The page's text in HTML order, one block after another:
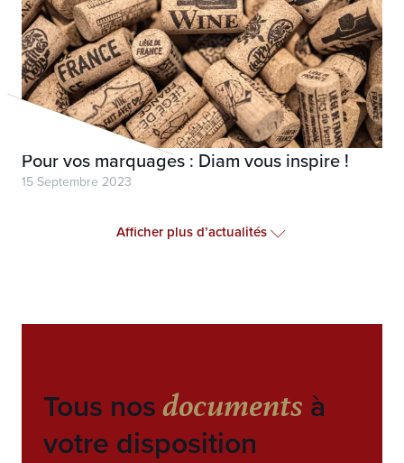
Pour vos marquages : Diam vous inspire !
15 Septembre 2023
Afficher plus d’actualités
Tous nosdocuments à
votre disposition